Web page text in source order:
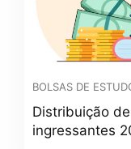
BOLSAS DE
Distribuição
ingressantes